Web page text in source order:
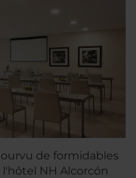
de formidables
NH Alcorcón